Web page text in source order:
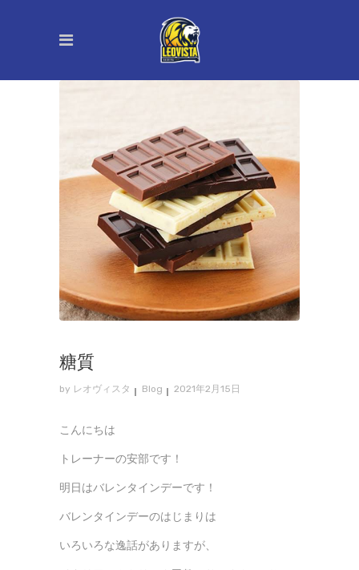
糖質
by レオヴィスタ Blog 2021年2月15日
こんにちは
トレーナーの安部です！
明日はバレンタインデーです！
バレンタインデーのはじまりは
いろいろな逸話がありますが、